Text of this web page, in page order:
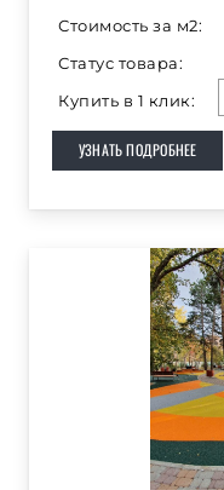
Стоимость за м2:
Статус товара:
Купить в 1 клик:
УЗНАТЬ ПОДРОБНЕЕ